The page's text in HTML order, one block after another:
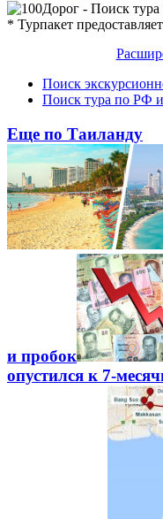
* Турпакет
Поиск
Поиск тура по РФ
Еще по Таиланду
и пробок
опустился к 7-